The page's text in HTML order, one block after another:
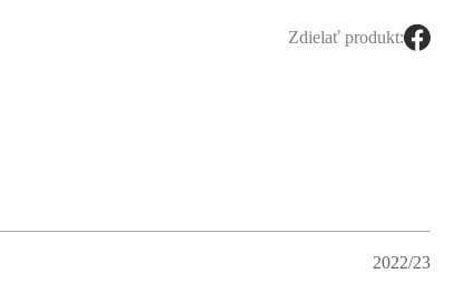
Zdielať produkt:
2022/23